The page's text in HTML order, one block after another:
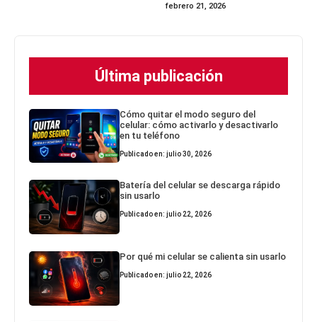
febrero 21, 2026
Última publicación
Cómo quitar el modo seguro del
celular: cómo activarlo y desactivarlo
en tu teléfono
Publicado en: julio 30, 2026
Batería del celular se descarga rápido
sin usarlo
Publicado en: julio 22, 2026
Por qué mi celular se calienta sin usarlo
Publicado en: julio 22, 2026